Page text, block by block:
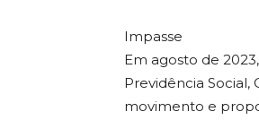
Impasse
Em agosto de
Previdência Social,
movimento e